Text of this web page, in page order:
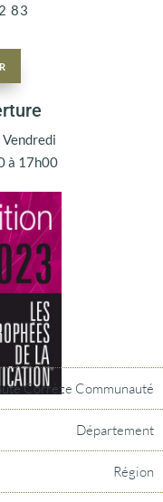
83
à 17h00
Corrèze Communauté
Département
Région